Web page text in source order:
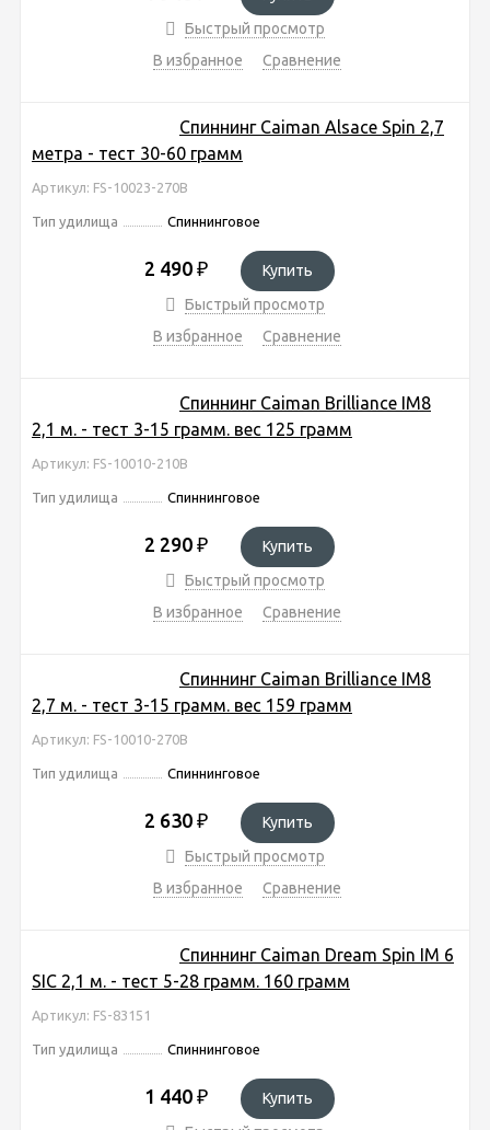
Быстрый просмотр
В избранное
Сравнение
Спиннинг Caiman Alsace Spin 2,7
метра - тест 30-60 грамм
Артикул: FS-10023-270B
Тип удилища Спиннинговое
2 490 ₽
Купить
Быстрый просмотр
В избранное
Сравнение
Спиннинг Caiman Brilliance IM8
2,1 м. - тест 3-15 грамм. вес 125 грамм
Артикул: FS-10010-210B
Тип удилища Спиннинговое
2 290 ₽
Купить
Быстрый просмотр
В избранное
Сравнение
Спиннинг Caiman Brilliance IM8
2,7 м. - тест 3-15 грамм. вес 159 грамм
Артикул: FS-10010-270B
Тип удилища Спиннинговое
2 630 ₽
Купить
Быстрый просмотр
В избранное
Сравнение
Спиннинг Caiman Dream Spin IM 6
SIC 2,1 м. - тест 5-28 грамм. 160 грамм
Артикул: FS-83151
Тип удилища Спиннинговое
1 440 ₽
Купить